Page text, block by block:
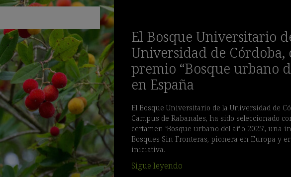
El Bosque Universitario
Universidad de Córdoba,
premio “Bosque urbano
en España
El Bosque Universitario de la Universidad de
Campus de Rabanales, ha sido seleccionado
certamen ‘Bosque urbano del año 2025’, una
Bosques Sin Fronteras, pionera en Europa y
iniciativa.
Sigue leyendo